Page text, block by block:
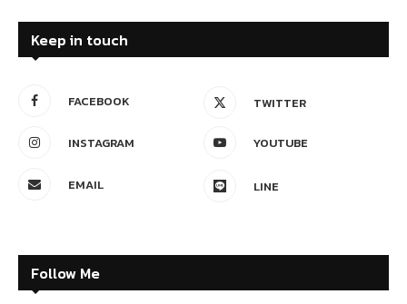
Keep in touch
FACEBOOK TWITTER
INSTAGRAM YOUTUBE
EMAIL LINE
Follow Me